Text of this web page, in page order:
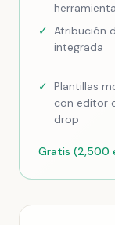
✓ Atribución
integrada
✓ Plantillas
con editor
drop
Gratis (2,500